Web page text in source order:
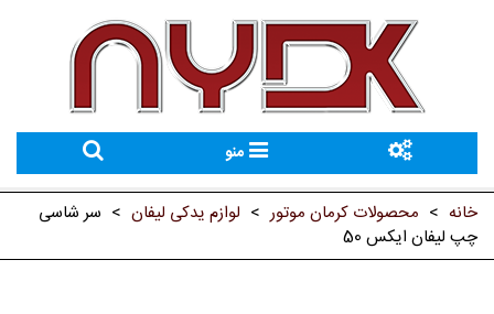
منو
خانه > محصولات کرمان موتور > لوازم یدکی لیفان > سر شاسی
چپ لیفان ایکس 50